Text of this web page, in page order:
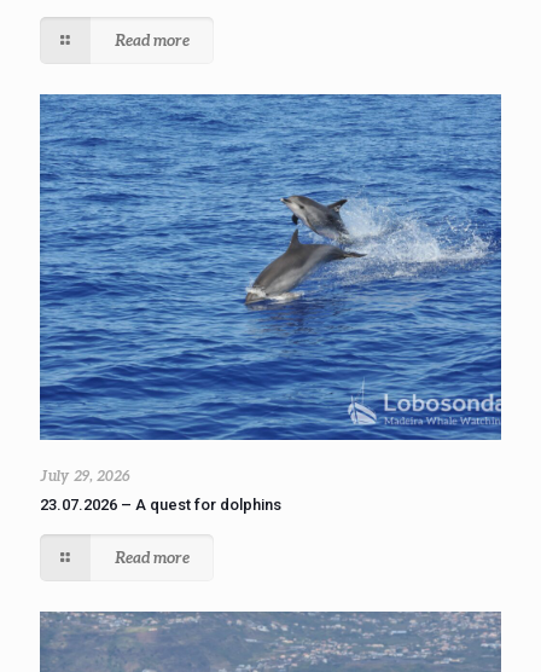
Read more
July 29, 2026
23.07.2026 – A quest for dolphins
Read more